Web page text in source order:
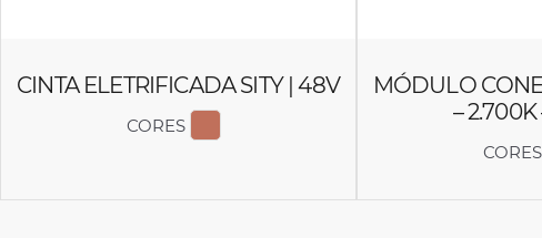
CINTA ELETRIFICADA SITY | 48V
CORES EXIBIR COR 6653
MÓDULO
– 2.700K
CORES